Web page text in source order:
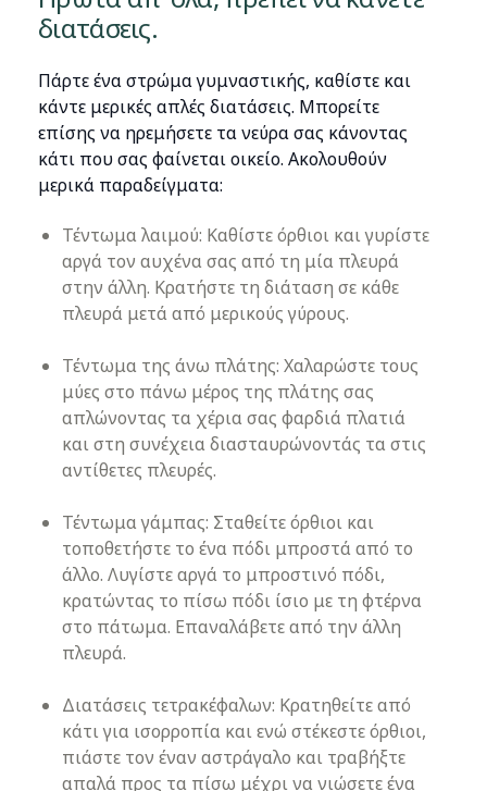
διατάσεις.
Πάρτε ένα στρώμα γυμναστικής, καθίστε και
κάντε μερικές απλές διατάσεις. Μπορείτε
επίσης να ηρεμήσετε τα νεύρα σας κάνοντας
κάτι που σας φαίνεται οικείο. Ακολουθούν
μερικά παραδείγματα:
Τέντωμα λαιμού: Καθίστε όρθιοι και γυρίστε
αργά τον αυχένα σας από τη μία πλευρά
στην άλλη. Κρατήστε τη διάταση σε κάθε
πλευρά μετά από μερικούς γύρους.
Τέντωμα της άνω πλάτης: Χαλαρώστε τους
μύες στο πάνω μέρος της πλάτης σας
απλώνοντας τα χέρια σας φαρδιά πλατιά
και στη συνέχεια διασταυρώνοντάς τα στις
αντίθετες πλευρές.
Τέντωμα γάμπας: Σταθείτε όρθιοι και
τοποθετήστε το ένα πόδι μπροστά από το
άλλο. Λυγίστε αργά το μπροστινό πόδι,
κρατώντας το πίσω πόδι ίσιο με τη φτέρνα
στο πάτωμα. Επαναλάβετε από την άλλη
πλευρά.
Διατάσεις τετρακέφαλων: Κρατηθείτε από
κάτι για ισορροπία και ενώ στέκεστε όρθιοι,
πιάστε τον έναν αστράγαλο και τραβήξτε
απαλά προς τα πίσω μέχρι να νιώσετε ένα